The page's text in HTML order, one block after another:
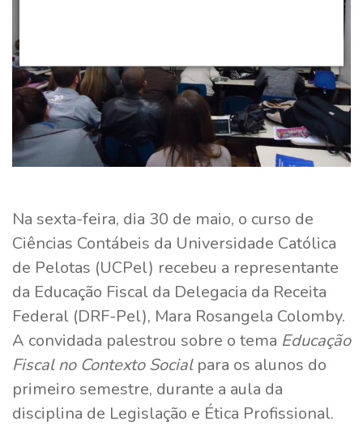
Na sexta-feira, dia 30 de maio, o curso de
Ciências Contábeis da Universidade Católica
de Pelotas (UCPel) recebeu a representante
da Educação Fiscal da Delegacia da Receita
Federal (DRF-Pel), Mara Rosangela Colomby.
A convidada palestrou sobre o tema Educação
Fiscal no Contexto Socialpara os alunos do
primeiro semestre, durante a aula da
disciplina de Legislação e Ética Profissional.